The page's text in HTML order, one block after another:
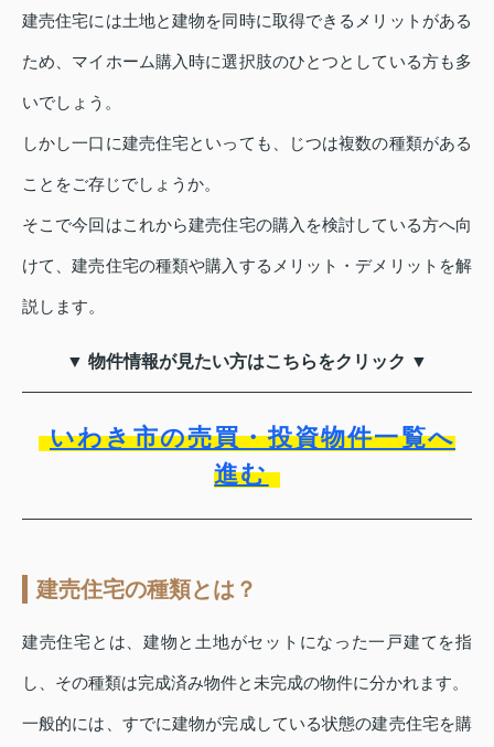
建売住宅には土地と建物を同時に取得できるメリットがある
ため、マイホーム購入時に選択肢のひとつとしている方も多
いでしょう。
しかし一口に建売住宅といっても、じつは複数の種類がある
ことをご存じでしょうか。
そこで今回はこれから建売住宅の購入を検討している方へ向
けて、建売住宅の種類や購入するメリット・デメリットを解
説します。
▼ 物件情報が見たい方はこちらをクリック ▼
いわき市の売買・投資物件一覧へ
進む
建売住宅の種類とは？
建売住宅とは、建物と土地がセットになった一戸建てを指
し、その種類は完成済み物件と未完成の物件に分かれます。
一般的には、すでに建物が完成している状態の建売住宅を購